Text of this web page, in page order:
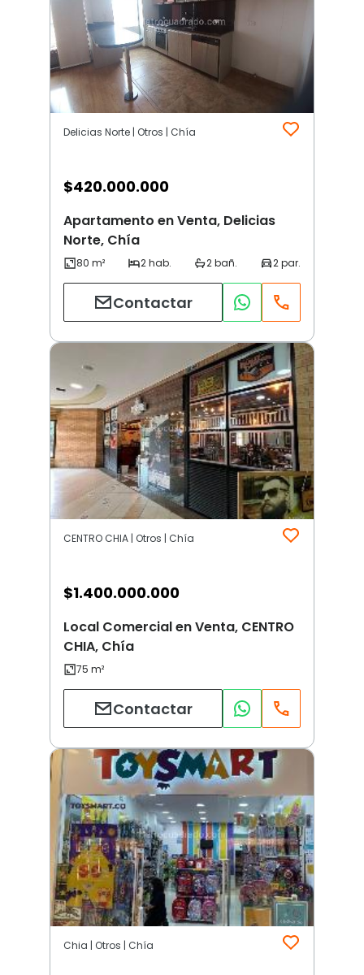
Delicias Norte | Otros | Chía
$420.000.000
Apartamento en Venta, Delicias
Norte, Chía
Contactar
CENTRO CHIA | Otros | Chía
$1.400.000.000
Local Comercial en Venta, CENTRO
CHIA, Chía
Contactar
Chia | Otros | Chía